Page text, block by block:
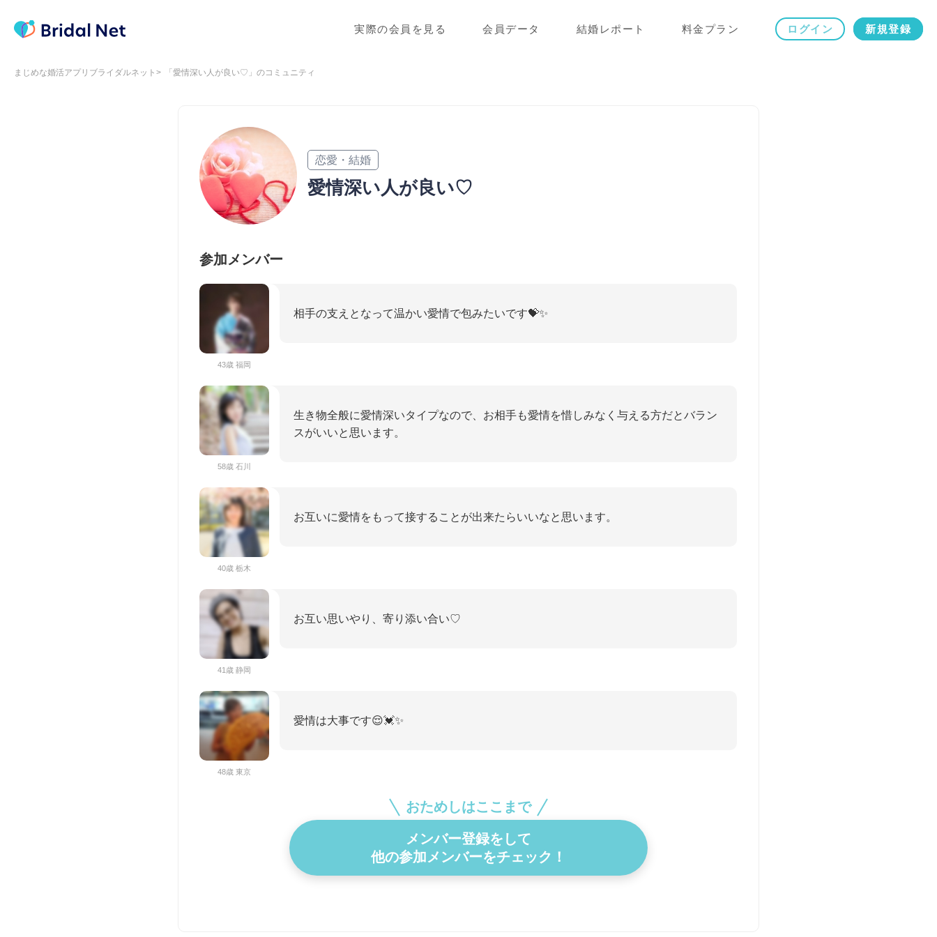
実際の会員を見る 会員データ 結婚レポート 料金プラン ログイン 新規登録
まじめな婚活アプリブライダルネット 「愛情深い人が良い♡」のコミュニティ
恋愛・結婚
愛情深い人が良い♡
参加メンバー
43歳 福岡
相手の支えとなって温かい愛情で包みたいです💝✨
58歳 石川
生き物全般に愛情深いタイプなので、お相手も愛情を惜しみなく与える方だとバラン
スがいいと思います。
40歳 栃木
お互いに愛情をもって接することが出来たらいいなと思います。
41歳 静岡
お互い思いやり、寄り添い合い♡
48歳 東京
愛情は大事です😌💓✨
おためしはここまで
メンバー登録をして
他の参加メンバーをチェック！